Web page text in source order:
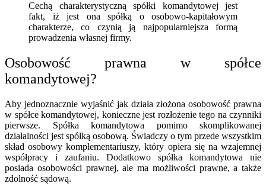
Cechą charakterystyczną spółki komandytowej jest
fakt, iż jest ona spółką o osobowo-kapitałowym
charakterze, co czynią ją najpopularniejsza formą
prowadzenia własnej firmy.
Osobowość prawna w spółce
komandytowej?
Aby jednoznacznie wyjaśnić jak działa złożona osobowość prawna
w spółce komandytowej, konieczne jest rozłożenie tego na czynniki
pierwsze. Spółka komandytowa pomimo skomplikowanej
działalności jest spółką osobową. Świadczy o tym przede wszystkim
skład osobowy komplementariuszy, który opiera się na wzajemnej
współpracy i zaufaniu. Dodatkowo spółka komandytowa nie
posiada osobowości prawnej, ale ma możliwości prawne, a także
zdolność sądową.